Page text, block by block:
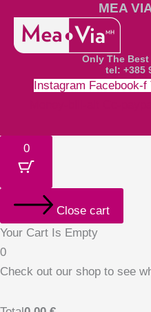
MEA
Only The
tel: +385
Instagram Facebook-f
0
Close cart
Your Cart Is Empty
0
Check out our shop to see